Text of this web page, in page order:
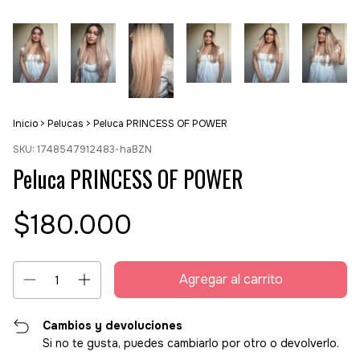
Inicio > Pelucas > Peluca PRINCESS OF POWER
SKU: 1748547912483-haBZN
Peluca PRINCESS OF POWER
$180.000
Cambios y devoluciones
Si no te gusta, puedes cambiarlo por otro o devolverlo.